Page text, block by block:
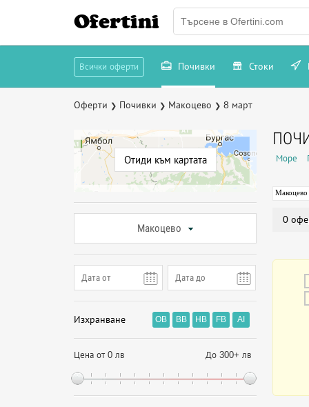
Ofertini
Всички оферти Почивки Стоки
Оферти ❯ Почивки ❯ Макоцево ❯ 8 март
Отиди към картата
Макоцево
Изхранване OB BB HB FB AI
Цена от 0 лв До 300+ лв
Море
Макоцево
0